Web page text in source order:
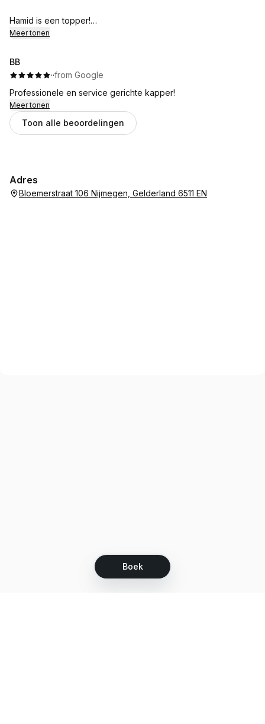
Boek
Hamid is een topper!
Meer tonen
BB
··from Google
Professionele en service gerichte kapper!
Meer tonen
Toon alle beoordelingen
Adres
Bloemerstraat 106 Nijmegen, Gelderland 6511 EN